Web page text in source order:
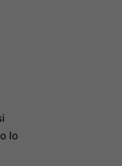
lo